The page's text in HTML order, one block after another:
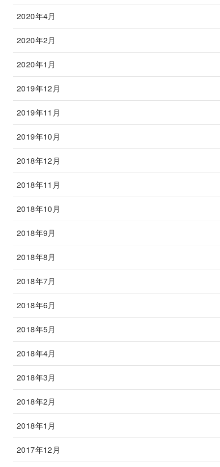
2020年4月
2020年2月
2020年1月
2019年12月
2019年11月
2019年10月
2018年12月
2018年11月
2018年10月
2018年9月
2018年8月
2018年7月
2018年6月
2018年5月
2018年4月
2018年3月
2018年2月
2018年1月
2017年12月